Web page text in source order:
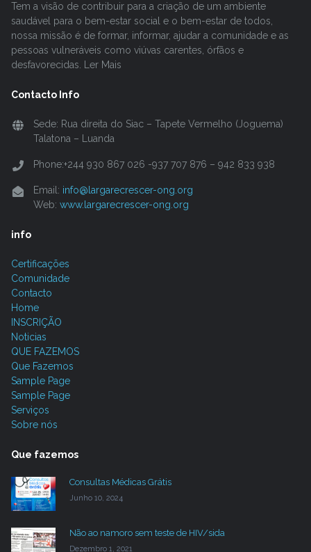
Tem a visão de contribuir para a criação de um ambiente
saudável para o bem-estar social e o bem-estar de todos,
nossa missão é de formar, informar, ajudar a comunidade e as
pessoas vulneráveis como viúvas carentes, órfãos e
desfavorecidas. Ler Mais
Contacto Info
Sede: Rua direita do Siac – Tapete Vermelho (Joguema)
Talatona – Luanda
Phone:+244 930 867 026 -937 707 876 – 942 833 938
Email: info@largarecrescer-ong.org
Web: www.largarecrescer-ong.org
info
Certificações
Comunidade
Contacto
Home
INSCRIÇÃO
Noticias
QUE FAZEMOS
Que Fazemos
Sample Page
Sample Page
Serviços
Sobre nós
Que fazemos
Consultas Médicas Grátis
Junho 10, 2024
Não ao namoro sem teste de HIV/sida
Dezembro 1, 2021